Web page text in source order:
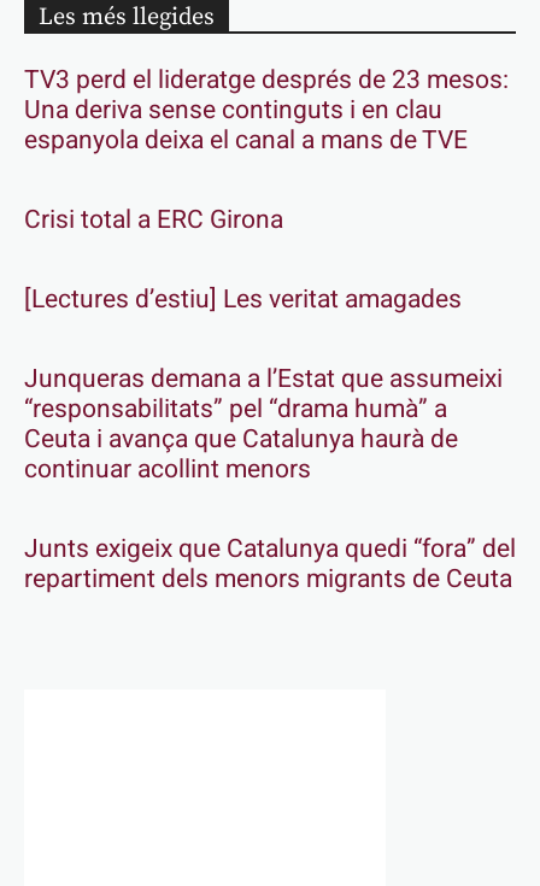
Les més llegides
TV3 perd el lideratge després de 23 mesos:
Una deriva sense continguts i en clau
espanyola deixa el canal a mans de TVE
Crisi total a ERC Girona
[Lectures d’estiu] Les veritat amagades
Junqueras demana a l’Estat que assumeixi
“responsabilitats” pel “drama humà” a
Ceuta i avança que Catalunya haurà de
continuar acollint menors
Junts exigeix que Catalunya quedi “fora” del
repartiment dels menors migrants de Ceuta